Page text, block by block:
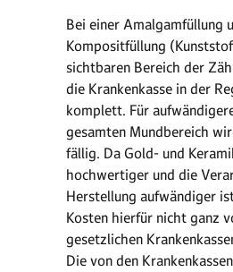
Bei einer Amalgamfüllung
Kompositfüllung
sichtbaren Bereich der
die Krankenkasse in der
komplett. Für
gesamten Mundbereich
fällig. Da Gold- und
hochwertiger und die
Herstellung aufwändiger
Kosten hierfür nicht ganz
gesetzlichen
Die von den